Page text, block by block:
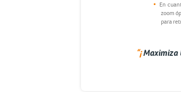
En
zoom
para
“¡